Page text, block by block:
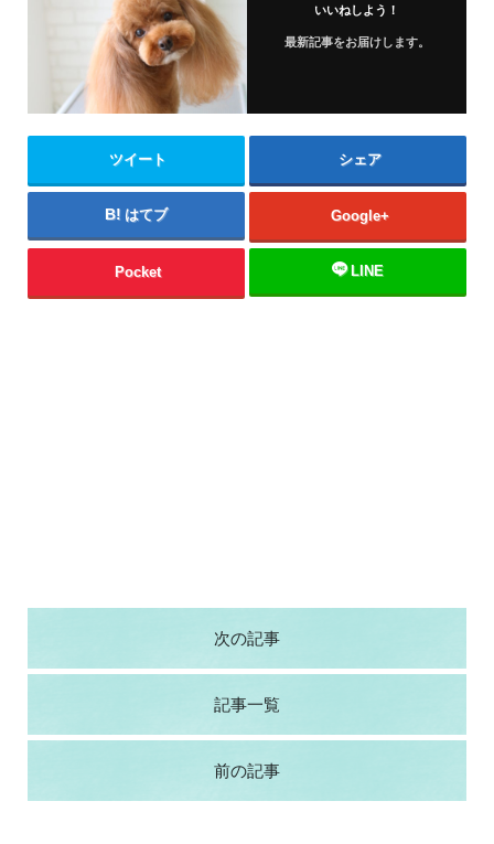
いいねしよう！
最新記事をお届けします。
ツイート シェア
はてブ Google+
Pocket LINE
次の記事
記事一覧
前の記事